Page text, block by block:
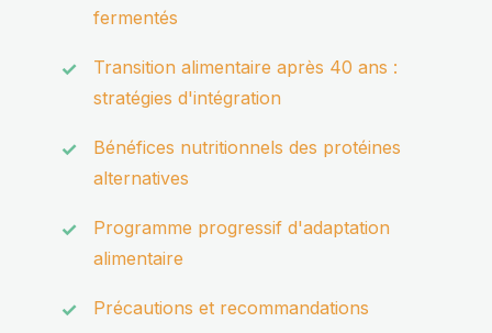
fermentés
Transition alimentaire après 40 ans :
stratégies d'intégration
Bénéfices nutritionnels des protéines
alternatives
Programme progressif d'adaptation
alimentaire
Précautions et recommandations